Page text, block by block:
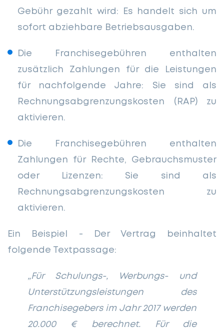
Gebühr gezahlt wird: Es handelt sich um
sofort abziehbare Betriebsausgaben.
Die Franchisegebühren enthalten
zusätzlich Zahlungen für die Leistungen
für nachfolgende Jahre: Sie sind als
Rechnungsabgrenzungskosten (RAP) zu
aktivieren.
Die Franchisegebühren enthalten
Zahlungen für Rechte, Gebrauchsmuster
oder Lizenzen: Sie sind als
Rechnungsabgrenzungskosten zu
aktivieren.
Ein Beispiel - Der Vertrag beinhaltet
folgende Textpassage:
„Für Schulungs-, Werbungs- und
Unterstützungsleistungen des
Franchisegebers im Jahr 2017 werden
20.000 € berechnet. Für die